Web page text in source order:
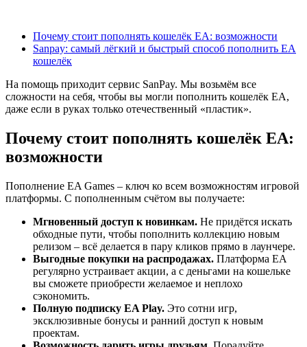
Почему стоит пополнять кошелёк EA: возможности
Sanpay: самый лёгкий и быстрый способ пополнить EA
кошелёк
На помощь приходит сервис SanPay. Мы возьмём все
сложности на себя, чтобы вы могли пополнить кошелёк EA,
даже если в руках только отечественный «пластик».
Почему стоит пополнять кошелёк EA:
возможности
Пополнение EA Games – ключ ко всем возможностям игровой
платформы. С пополненным счётом вы получаете:
Мгновенный доступ к новинкам. Не придётся искать
обходные пути, чтобы пополнить коллекцию новым
релизом – всё делается в пару кликов прямо в лаунчере.
Выгодные покупки на распродажах. Платформа EA
регулярно устраивает акции, а с деньгами на кошельке
вы сможете приобрести желаемое и неплохо
сэкономить.
Полную подписку EA Play. Это сотни игр,
эксклюзивные бонусы и ранний доступ к новым
проектам.